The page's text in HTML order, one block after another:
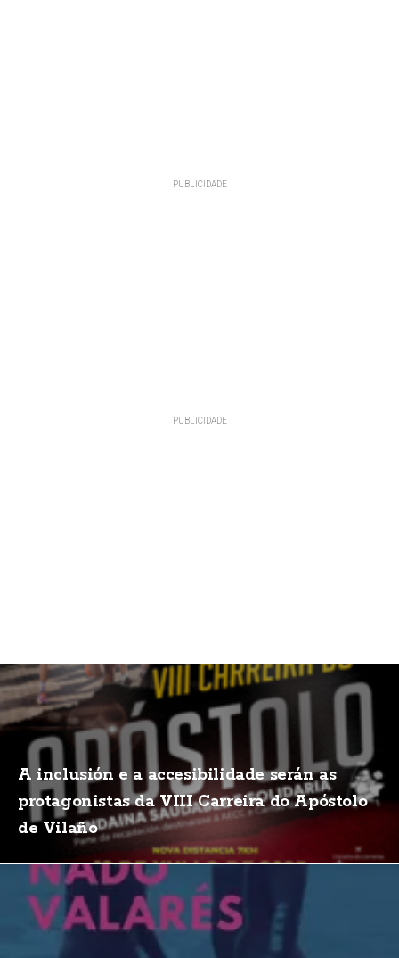
A inclusión e a accesibilidade serán as
protagonistas da VIII Carreira do Apóstolo
de Vilaño